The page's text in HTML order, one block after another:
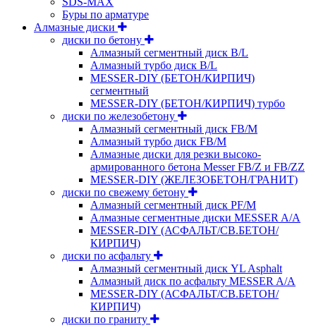
Буры по арматуре
Алмазные диски
диски по бетону
Алмазный сегментный диск B/L
Алмазный турбо диск B/L
MESSER-DIY (БЕТОН/КИРПИЧ)
сегментный
MESSER-DIY (БЕТОН/КИРПИЧ) турбо
диски по железобетону
Алмазный сегментный диск FB/M
Алмазный турбо диск FB/M
Алмазные диски для резки высоко-
армированного бетона Messer FB/Z и FB/ZZ
MESSER-DIY (ЖЕЛЕЗОБЕТОН/ГРАНИТ)
диски по свежему бетону
Алмазный сегментный диск PF/M
Алмазные сегментные диски MESSER A/A
MESSER-DIY (АСФАЛЬТ/СВ.БЕТОН/
КИРПИЧ)
диски по асфальту
Алмазный сегментный диск YL Asphalt
Алмазный диск по асфальту MESSER A/A
MESSER-DIY (АСФАЛЬТ/СВ.БЕТОН/
КИРПИЧ)
диски по граниту